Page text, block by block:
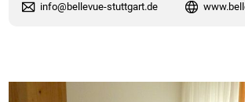
info@bellevue-stuttgart.de